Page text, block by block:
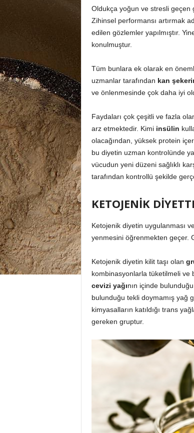
Oldukça yoğun ve stresli geçen
Zihinsel performansı artırmak
edilen gözlemler yapılmıştır.
konulmuştur.
Tüm bunlara ek olarak en
uzmanlar tarafından kan
ve önlenmesinde çok daha iyi
Faydaları çok çeşitli ve fazla
arz etmektedir. Kimi insülin
olacağından, yüksek protein
bu diyetin uzman kontrolünde
vücudun yeni düzeni sağlıklı
tarafından kontrollü şekilde
KETOJENİK
Ketojenik diyetin uygulanması
yenmesini öğrenmekten geçer.
Ketojenik diyetin kilit taşı olan
kombinasyonlarla tüketilmeli ve
cevizi yağının içinde
bulunduğu tekli doymamış yağ
kimyasalların katıldığı trans
gereken gruptur.